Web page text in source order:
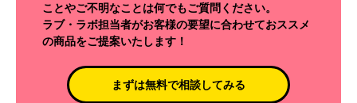
ことやご不明なことは何でもご質問ください。
ラブ・ラボ担当者がお客様の要望に合わせておススメ
の商品をご提案いたします！
まずは無料で相談してみる